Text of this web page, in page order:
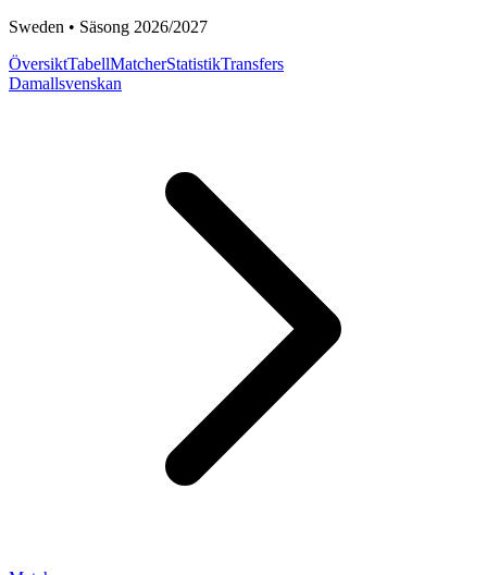
Sweden • Säsong 2026/2027
ÖversiktTabellMatcherStatistikTransfers
Damallsvenskan